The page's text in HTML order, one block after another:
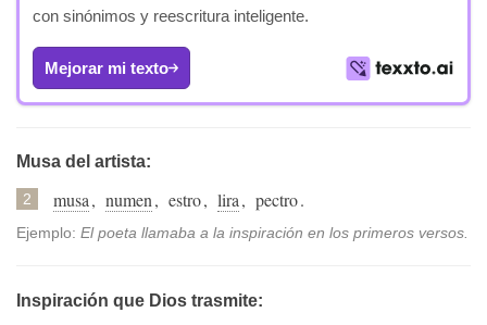
con sinónimos y reescritura inteligente.
Mejorar mi texto
Musa del artista:
2 musa, numen, estro, lira, pectro.
Ejemplo: El poeta llamaba a la inspiración en los primeros versos.
Inspiración que Dios trasmite: